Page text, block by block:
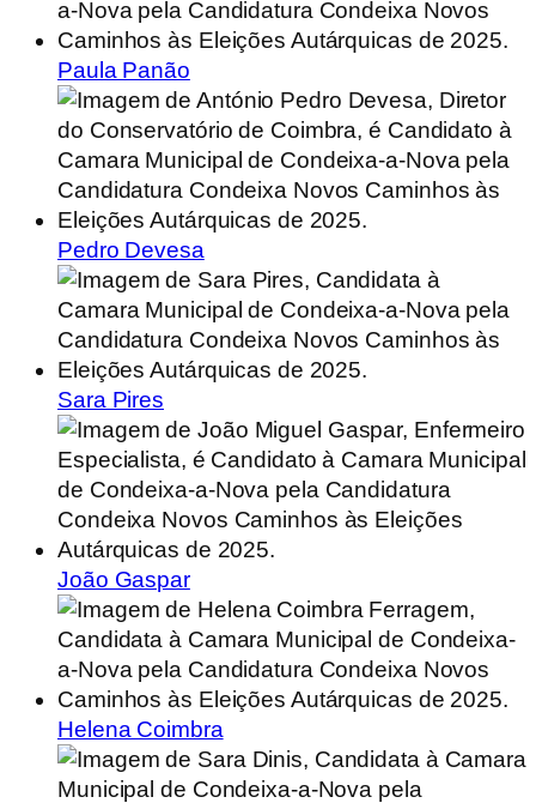
Paula Panão
Pedro Devesa
Sara Pires
João Gaspar
Helena Coimbra